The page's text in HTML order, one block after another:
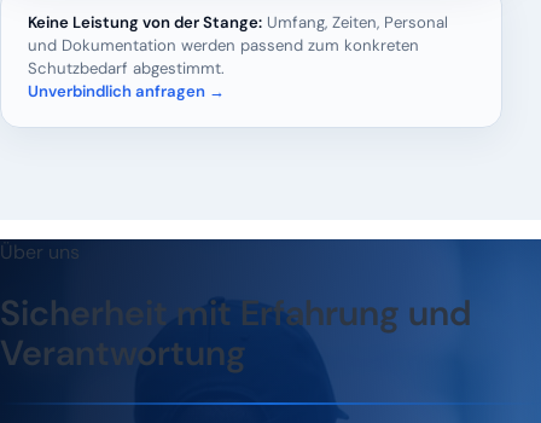
Keine Leistung von der Stange: Umfang, Zeiten, Personal
und Dokumentation werden passend zum konkreten
Schutzbedarf abgestimmt.
Unverbindlich anfragen →
Über uns
Sicherheit mit Erfahrung und
Verantwortung